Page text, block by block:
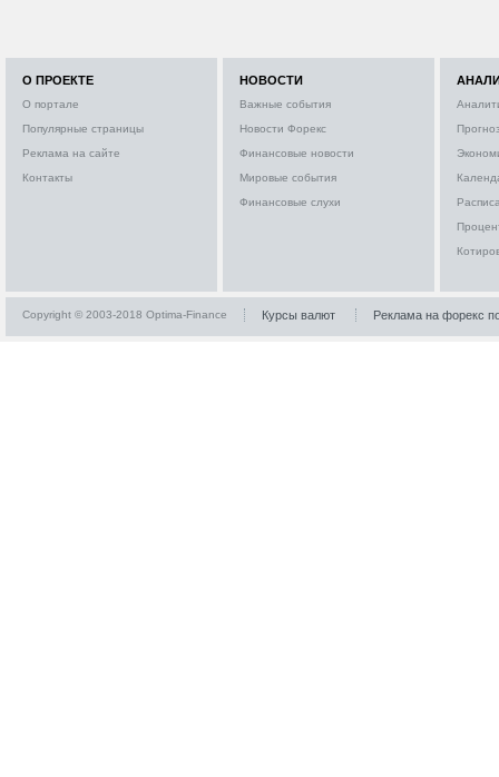
О ПРОЕКТЕ
О портале
Популярные страницы
Реклама на сайте
Контакты
НОВОСТИ
Важные события
Новости Форекс
Финансовые новости
Мировые события
Финансовые слухи
Copyright © 2003-2018 Optima-Finance Курсы валют Реклама на форекс